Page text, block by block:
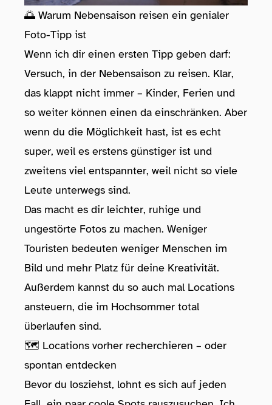
🌅 Warum Nebensaison reisen ein genialer
Foto-Tipp ist
Wenn ich dir einen ersten Tipp geben darf:
Versuch, in der Nebensaison zu reisen. Klar,
das klappt nicht immer – Kinder, Ferien und
so weiter können einen da einschränken. Aber
wenn du die Möglichkeit hast, ist es echt
super, weil es erstens günstiger ist und
zweitens viel entspannter, weil nicht so viele
Leute unterwegs sind.
Das macht es dir leichter, ruhige und
ungestörte Fotos zu machen. Weniger
Touristen bedeuten weniger Menschen im
Bild und mehr Platz für deine Kreativität.
Außerdem kannst du so auch mal Locations
ansteuern, die im Hochsommer total
überlaufen sind.
🗺️ Locations vorher recherchieren – oder
spontan entdecken
Bevor du losziehst, lohnt es sich auf jeden